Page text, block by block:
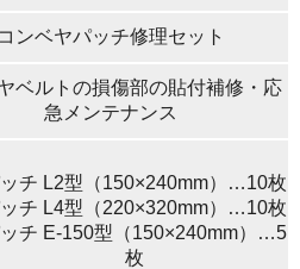
コンベヤパッチ修理セット
ベルトの損傷部の貼付補修・応
急メンテナンス
チ L2型（150×240mm）…10枚
チ L4型（220×320mm）…10枚
チ E-150型（150×240mm）…5
枚